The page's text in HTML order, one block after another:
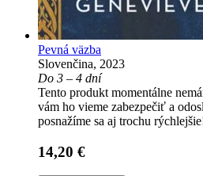
Pevná väzba
Slovenčina, 2023
Do 3 – 4 dní
Tento produkt momentálne
vám ho vieme zabezpečiť a
posnažíme sa aj trochu
14,20 €